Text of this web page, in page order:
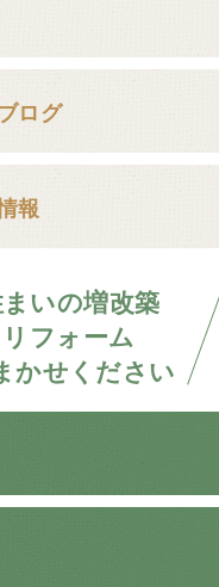
ログ
報
いの増改築
リフォーム
かせください